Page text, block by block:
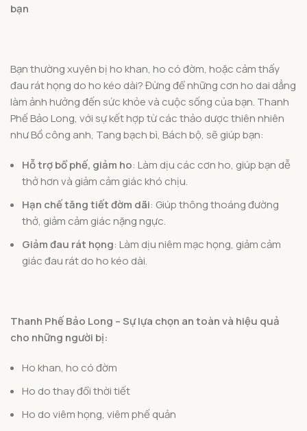
bạn
Bạn thường xuyên bị ho khan, ho có đờm, hoặc cảm thấy
đau rát họng do ho kéo dài? Đừng để những cơn ho dai dẳng
làm ảnh hưởng đến sức khỏe và cuộc sống của bạn. Thanh
Phế Bảo Long, với sự kết hợp từ các thảo dược thiên nhiên
như Bồ công anh, Tang bạch bì, Bách bộ, sẽ giúp bạn:
Hỗ trợ bổ phế, giảm ho: Làm dịu các cơn ho, giúp bạn dễ
thở hơn và giảm cảm giác khó chịu.
Hạn chế tăng tiết đờm dãi: Giúp thông thoáng đường
thở, giảm cảm giác nặng ngực.
Giảm đau rát họng: Làm dịu niêm mạc họng, giảm cảm
giác đau rát do ho kéo dài.
Thanh Phế Bảo Long – Sự lựa chọn an toàn và hiệu quả
cho những người bị:
Ho khan, ho có đờm
Ho do thay đổi thời tiết
Ho do viêm họng, viêm phế quản